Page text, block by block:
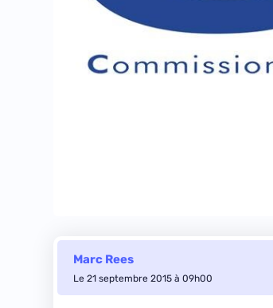
Marc Rees
Le 21 septembre 2015 à 09h00